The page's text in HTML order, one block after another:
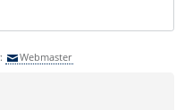
Webmaster